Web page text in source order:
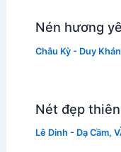
Nén hương
Châu Kỳ - Duy
Nét đẹp
Lê Dinh - Dạ Cầm,